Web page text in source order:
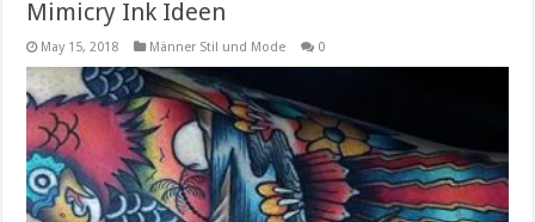
Mimicry Ink Ideen
May 15, 2018 Männer Stil und Mode 0